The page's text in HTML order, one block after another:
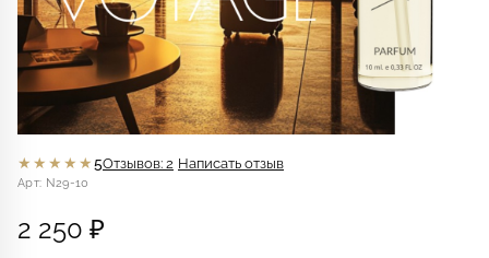
★★★★★5Отзывов: 2 Написать отзыв
Арт: N29-10
2 250 ₽